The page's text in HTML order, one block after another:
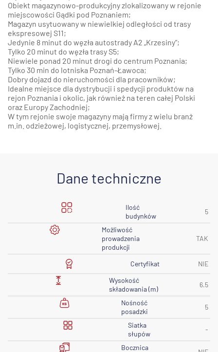
Obiekt magazynowo-produkcyjny zlokalizowany w rejonie
miejscowości Gądki pod Poznaniem;
Magazyn usytuowany w niewielkiej odległości od trasy
ekspresowej S11;
Jedynie 8 minut do węzła autostrady A2 „Krzesiny”;
Tylko 20 minut do węzła trasy S5;
Niewiele ponad 20 minut drogi do centrum Poznania;
Tylko 30 min do lotniska Poznań-Ławoca;
Dobry dojazd do nieruchomości dla pracowników;
Idealne miejsce dla dystrybucji i spedycji produktów na
rejon Poznania i okolic, jak również na teren całej Polski
oraz Europy Zachodniej;
W tym rejonie swoje magazyny mają firmy z wielu branż
m.in. odzieżowej, logistycznej, przemysłowej.
Dane techniczne
Ilość
budynków
5
Możliwość
prowadzenia
produkcji
TAK
Certyfikat
NIE
Wysokość
składowania (m)
6.5
Nośność
posadzki
5
Siatka
słupów
-
Bocznica